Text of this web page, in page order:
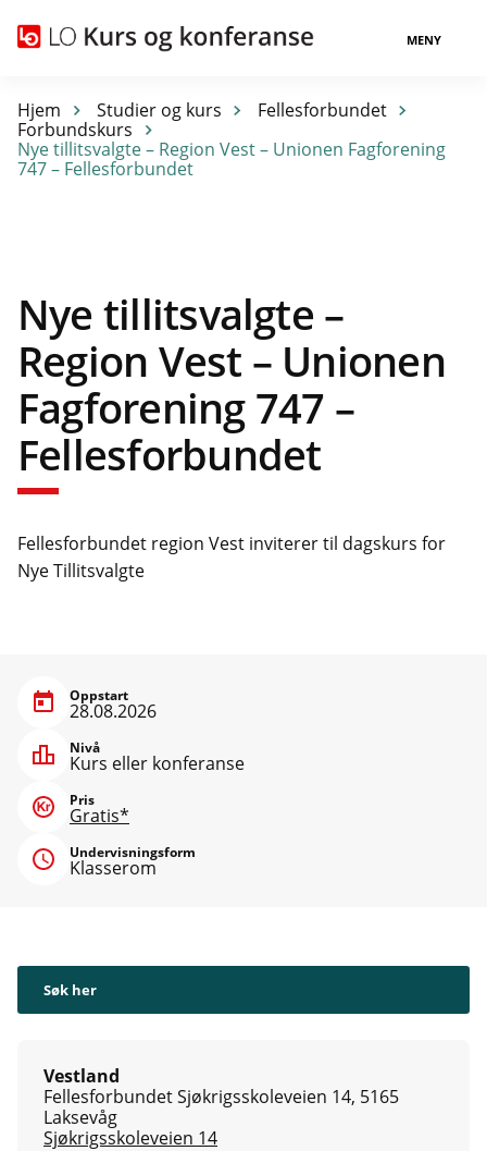
MENY
Hjem Studier og kurs
Fellesforbundet
Forbundskurs
Nye tillitsvalgte – Region Vest – Unionen Fagforening
747 – Fellesforbundet
Nye tillitsvalgte –
Region Vest – Unionen
Fagforening 747 –
Fellesforbundet
Fellesforbundet region Vest inviterer til dagskurs for
Nye Tillitsvalgte
Oppstart
28.08.2026
Nivå
Kurs eller konferanse
Pris
Gratis*
Undervisningsform
Klasserom
Søk her
Vestland
Fellesforbundet Sjøkrigsskoleveien 14, 5165
Laksevåg
Sjøkrigsskoleveien 14